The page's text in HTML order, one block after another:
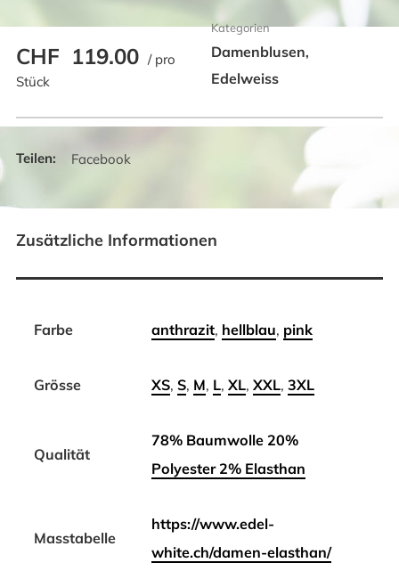
CHF 119.00 / pro
Stück
Kategorien
Damenblusen,
Edelweiss
Facebook
Zusätzliche Informationen
Farbe anthrazit, hellblau, pink
Grösse XS, S, M, L, XL, XXL, 3XL
Qualität
78% Baumwolle 20%
Polyester 2% Elasthan
Masstabelle
https://www.edel-
white.ch/damen-elasthan/